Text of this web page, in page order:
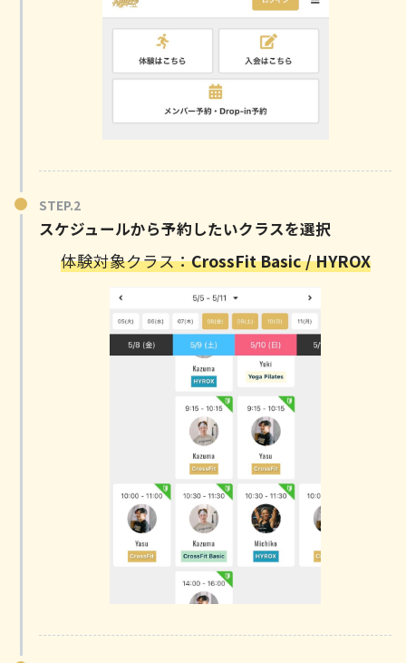
スケジュールから予約したいクラスを選択
体験対象クラス：CrossFit Basic / HYROX